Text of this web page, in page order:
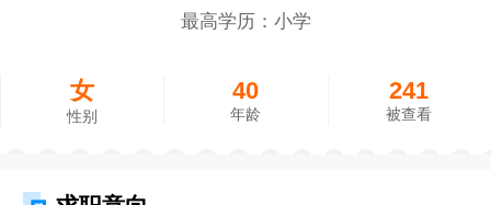
最高学历：小学
女
性别
40
年龄
241
被查看